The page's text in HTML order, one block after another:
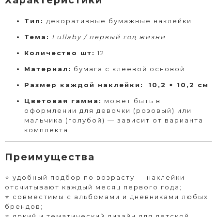
Тип: декоративные бумажные наклейки
Тема: Lullaby / первый год жизни
Количество шт: 12
Материал: бумага с клеевой основой
Размер каждой наклейки: 10,2 × 10,2 см
Цветовая гамма: может быть в
оформлении для девочки (розовый) или
мальчика (голубой) — зависит от варианта
комплекта
Преимущества
⭐ удобный подбор по возрасту — наклейки
отсчитывают каждый месяц первого года;
⭐ совместимы с альбомами и дневниками любых
брендов;